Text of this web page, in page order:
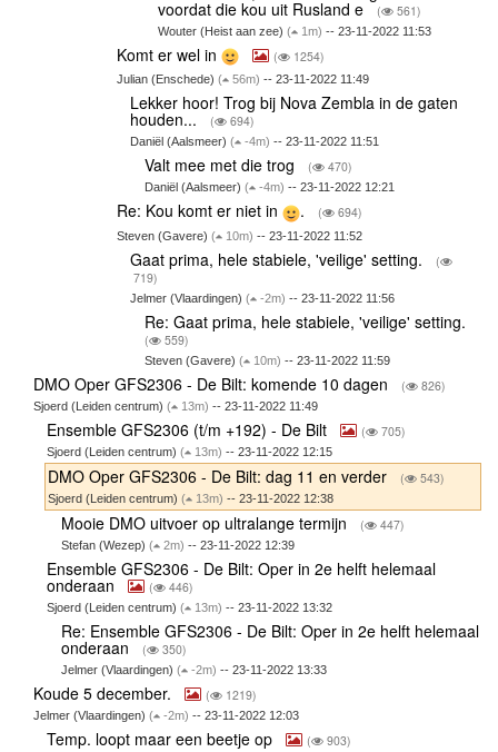
voordat die kou uit Rusland e ( 561)
Wouter (Heist aan zee)( 1m) -- 23-11-2022 11:53
Komt er wel in ( 1254)
Julian (Enschede) ( 56m) -- 23-11-2022 11:49
Lekker hoor! Trog bij Nova Zembla in de gaten
houden... ( 694)
Daniël (Aalsmeer)( -4m) -- 23-11-2022 11:51
Valt mee met die trog ( 470)
Daniël (Aalsmeer) ( -4m) -- 23-11-2022 12:21
Re: Kou komt er niet in . ( 694)
Steven (Gavere) ( 10m) -- 23-11-2022 11:52
Gaat prima, hele stabiele, 'veilige' setting.
(
719)
Jelmer (Vlaardingen)( -2m) -- 23-11-2022 11:56
Re: Gaat prima, hele stabiele, 'veilige' setting.
( 559)
Steven (Gavere) ( 10m) -- 23-11-2022 11:59
DMO Oper GFS2306 - De Bilt: komende 10 dagen ( 826)
Sjoerd (Leiden centrum) ( 13m) -- 23-11-2022 11:49
Ensemble GFS2306 (t/m +192) - De Bilt ( 705)
Sjoerd (Leiden centrum)( 13m) -- 23-11-2022 12:15
DMO Oper GFS2306 - De Bilt: dag 11 en verder ( 543)
Sjoerd (Leiden centrum)( 13m) -- 23-11-2022 12:38
Mooie DMO uitvoer op ultralange termijn ( 447)
Stefan (Wezep) ( 2m) -- 23-11-2022 12:39
Ensemble GFS2306 - De Bilt: Oper in 2e helft helemaal
onderaan ( 446)
Sjoerd (Leiden centrum)( 13m) -- 23-11-2022 13:32
Re: Ensemble GFS2306 - De Bilt: Oper in 2e helft helemaal
onderaan ( 350)
Jelmer (Vlaardingen) ( -2m) -- 23-11-2022 13:33
Koude 5 december. ( 1219)
Jelmer (Vlaardingen) ( -2m) -- 23-11-2022 12:03
Temp. loopt maar een beetje op ( 903)